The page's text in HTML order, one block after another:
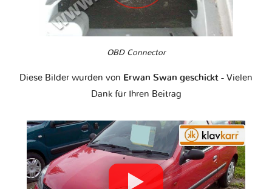
OBD Connector
Diese Bilder wurden von Erwan Swan geschickt - Vielen
Dank für Ihren Beitrag